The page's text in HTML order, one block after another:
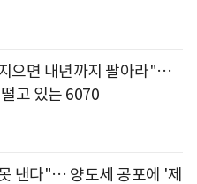
으면 내년까지 팔아라"…
고 있는 6070
낸다"… 양도세 공포에 '제